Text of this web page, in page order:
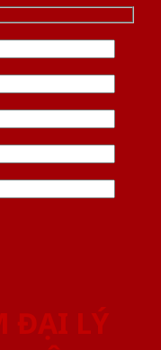
ĐẠI LÝ